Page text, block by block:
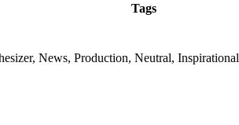
Tags
News, Production, Neutral, Inspirational